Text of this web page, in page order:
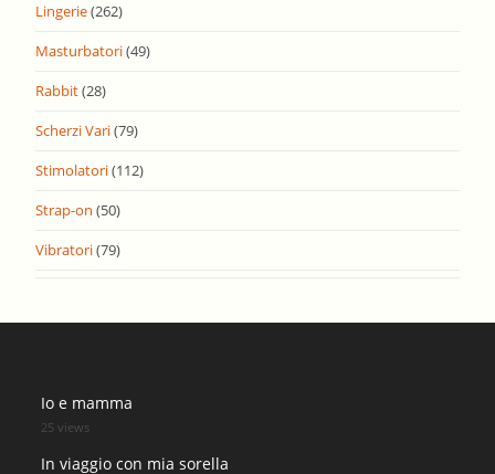
Lingerie(262)
Masturbatori(49)
Rabbit(28)
Scherzi Vari(79)
Stimolatori(112)
Strap-on (50)
Vibratori(79)
Io e mamma
25 views
In viaggio con mia sorella